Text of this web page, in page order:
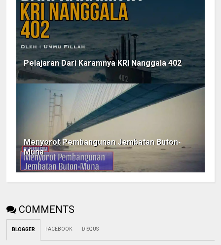
Pelajaran Dari Karamnya KRI Nanggala 402
Menyorot Pembangunan Jembatan Buton-
Muna
COMMENTS
BLOGGER FACEBOOK DISQUS